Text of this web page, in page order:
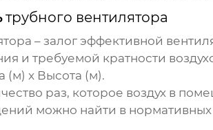
трубного вентилятора
– залог эффективной
и требуемой кратности
(м) x Высота (м).
раз, которое воздух в
можно найти в